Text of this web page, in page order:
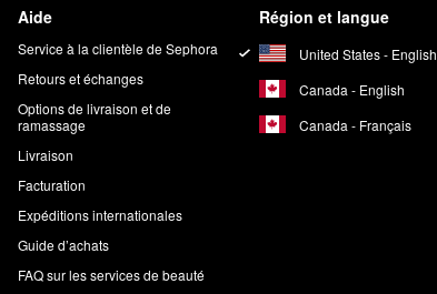
Aide
Service à la clientèle de Sephora
Retours et échanges
Options de livraison et de
ramassage
Livraison
Facturation
Expéditions internationales
Guide d’achats
FAQ sur les services de beauté
Région et langue
United States - English
Canada - English
Canada - Français